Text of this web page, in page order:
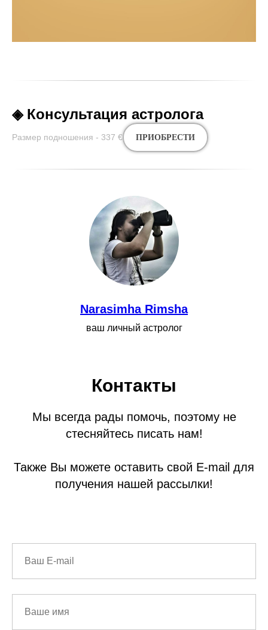
◈ Консультация астролога
Размер подношения - 337 € ПРИОБРЕСТИ
Narasimha Rimsha
ваш личный астролог
Контакты
Мы всегда рады помочь, поэтому не
стесняйтесь писать нам!
Также Вы можете оставить свой E-mail для
получения нашей рассылки!